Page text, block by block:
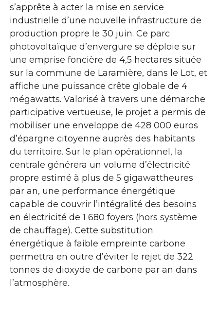
s’apprête à acter la mise en service
industrielle d’une nouvelle infrastructure de
production propre le 30 juin. Ce parc
photovoltaïque d’envergure se déploie sur
une emprise foncière de 4,5 hectares située
sur la commune de Laramière, dans le Lot, et
affiche une puissance crête globale de 4
mégawatts. Valorisé à travers une démarche
participative vertueuse, le projet a permis de
mobiliser une enveloppe de 428 000 euros
d’épargne citoyenne auprès des habitants
du territoire. Sur le plan opérationnel, la
centrale générera un volume d’électricité
propre estimé à plus de 5 gigawattheures
par an, une performance énergétique
capable de couvrir l’intégralité des besoins
en électricité de 1 680 foyers (hors système
de chauffage). Cette substitution
énergétique à faible empreinte carbone
permettra en outre d’éviter le rejet de 322
tonnes de dioxyde de carbone par an dans
l’atmosphère.